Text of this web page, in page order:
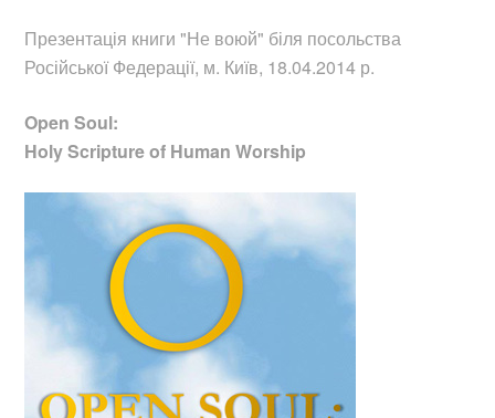
Презентація книги "Не воюй" біля посольства
Російської Федерації, м. Київ, 18.04.2014 р.
Open Soul:
Holy Scripture of Human Worship